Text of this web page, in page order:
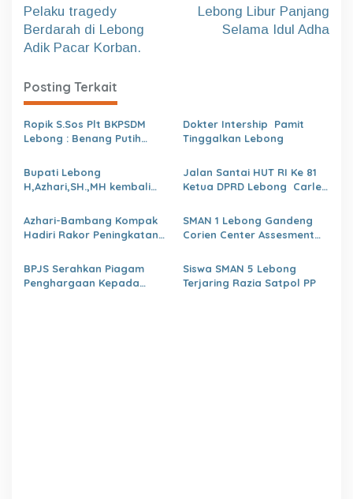
v
i
a
s
i
o
s
Pelaku tragedy
Berdarah di Lebong
Adik Pacar Korban.
Lebong Libur Panjang
Selama Idul Adha
Posting Terkait
Ropik S.Sos Plt BKPSDM
Lebong : Benang Putih
dan Isu Buruk Pelayanan
BKPSDM
Dokter Intership Pamit
Tinggalkan Lebong
Bupati Lebong
H,Azhari,SH.,MH kembali
Jalan Santai HUT RI Ke 81
Ketua DPRD Lebong Carles
Israwati Makmur SM
Azhari-Bambang Kompak
Hadiri Rakor Peningkatan
kabupaten Lebong Tahun
2026
SMAN 1 Lebong Gandeng
Corien Center Assesment
Baru
BPJS Serahkan Piagam
Penghargaan Kepada
Siswa SMAN 5 Lebong
Terjaring Razia Satpol PP